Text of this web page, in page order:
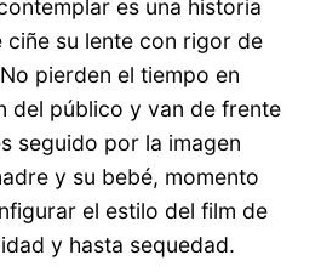
es una historia
ciñe su lente con rigor de
pierden el tiempo en
del público y van de frente
seguido por la imagen
y su bebé, momento
el estilo del film de
y hasta sequedad.